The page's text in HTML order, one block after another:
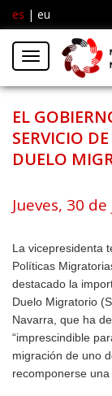
es | eu
Menú
EL
SERVICIO
DUELO
Jueves, 30
La vicepresidenta
Políticas
destacado la
Duelo Migratorio
Navarra, que ha
“imprescindible
migración de uno
recomponerse una